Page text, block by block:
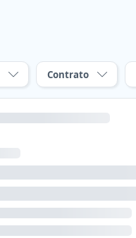
Contrato